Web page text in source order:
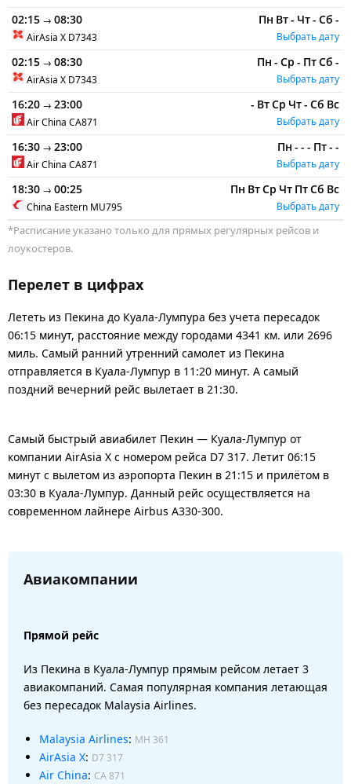
02:15 → 08:30
AirAsia X D7343
Пн Вт- Чт- Сб -
Выбрать дату
02:15 → 08:30
AirAsia X D7343
Пн - Ср - ПтСб -
Выбрать дату
16:20 → 23:00
Air China CA871
- ВтСр Чт- Сб Вс
Выбрать дату
16:30 → 23:00
Air China CA871
Пн - - - Пт- -
Выбрать дату
18:30 → 00:25
China Eastern MU795
Пн ВтСр Чт ПтСб Вс
Выбрать дату
*Расписание указано только для прямых регулярных рейсов и
лоукостеров.
Перелет в цифрах
Лететь из Пекина до Куала-Лумпура без учета пересадок
06:15 минут, расстояние между городами 4341 км. или 2696
миль. Самый ранний утренний самолет из Пекина
отправляется в Куала-Лумпур в 11:20 минут. А самый
поздний вечерний рейс вылетает в 21:30.
Самый быстрый авиабилет Пекин — Куала-Лумпур от
компании AirAsia X с номером рейса D7 317. Летит 06:15
минут с вылетом из аэропорта Пекин в 21:15 и прилётом в
03:30 в Куала-Лумпур. Данный рейс осуществляется на
современном лайнере Airbus A330-300.
Авиакомпании
Прямой рейс
Из Пекина в Куала-Лумпур прямым рейсом летает 3
авиакомпаний. Самая популярная компания летающая
без пересадок Malaysia Airlines.
Malaysia Airlines: MH 361
AirAsia X: D7 317
Air China: CA 871